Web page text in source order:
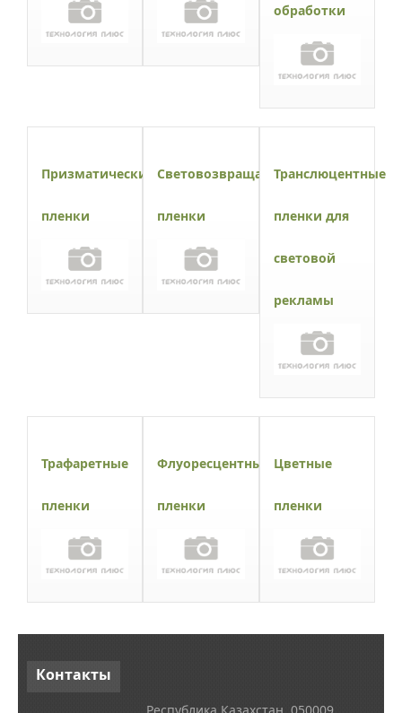
обработки
Призматические
пленки
Световозвращающие
пленки
Транслюцентные
пленки для
световой
рекламы
Трафаретные
пленки
Флуоресцентные
пленки
Цветные
пленки
Контакты